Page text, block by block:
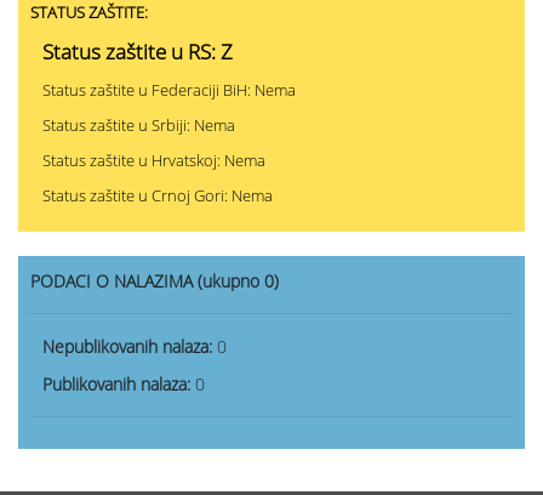
STATUS ZAŠTITE:
Status zaštite u RS: Z
Status zaštite u Federaciji BiH: Nema
Status zaštite u Srbiji: Nema
Status zaštite u Hrvatskoj: Nema
Status zaštite u Crnoj Gori: Nema
PODACI O NALAZIMA (ukupno 0)
Nepublikovanih nalaza: 0
Publikovanih nalaza: 0